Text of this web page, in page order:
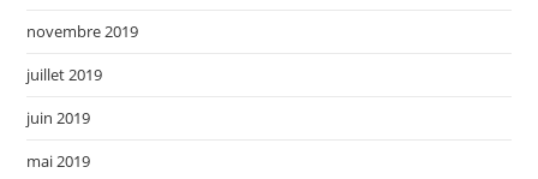
novembre 2019
juillet 2019
juin 2019
mai 2019